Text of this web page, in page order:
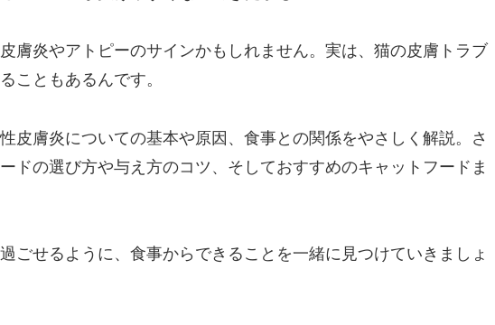
膚炎やアトピーのサインかもしれません。実は、猫の皮膚トラブ
こともあるんです。
皮膚炎についての基本や原因、食事との関係をやさしく解説。さ
ドの選び方や与え方のコツ、そしておすすめのキャットフードま
ごせるように、食事からできることを一緒に見つけていきましょ